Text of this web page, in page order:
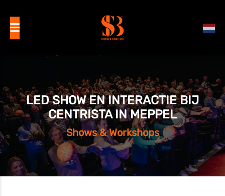
LED SHOW EN INTERACTIE BIJ
CENTRISTA IN MEPPEL
Shows & Workshops